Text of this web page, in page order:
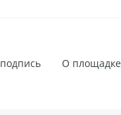
О площадке